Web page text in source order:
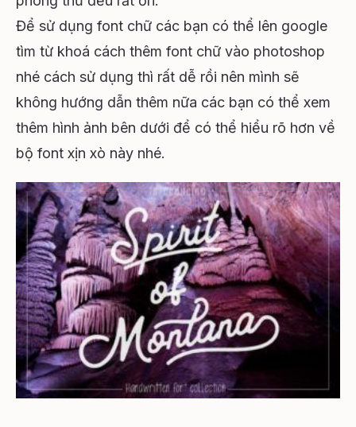
Để sử dụng font chữ các bạn có thể lên google
tìm từ khoá cách thêm font chữ vào photoshop
nhé cách sử dụng thì rất dễ rồi nên mình sẽ
không hướng dẫn thêm nữa các bạn có thể xem
thêm hình ảnh bên dưới để có thể hiểu rõ hơn về
bộ font xịn xò này nhé.